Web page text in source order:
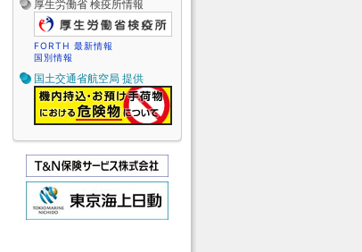
厚生労働省 検疫所情報
FORTH 最新情報
国別情報
国土交通省航空局 提供